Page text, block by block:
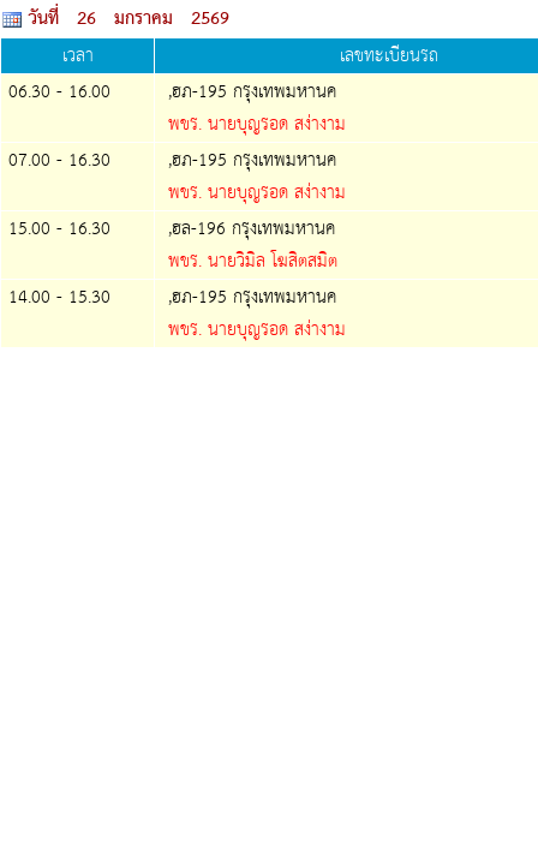
วันที่ 26 มกราคม 2569
เวลา
เลขทะเบียนรถ
06.30 - 16.00
,ฮภ-195 กรุงเทพมหานค
พขร. นายบุญรอด สง่างาม
07.00 - 16.30
,ฮภ-195 กรุงเทพมหานค
พขร. นายบุญรอด สง่างาม
15.00 - 16.30
,ฮล-196 กรุงเทพมหานค
พขร. นายวิมิล โฆสิตสมิต
14.00 - 15.30
,ฮภ-195 กรุงเทพมหานค
พขร. นายบุญรอด สง่างาม